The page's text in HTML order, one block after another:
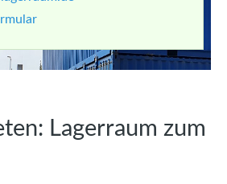
Lagerraum zum